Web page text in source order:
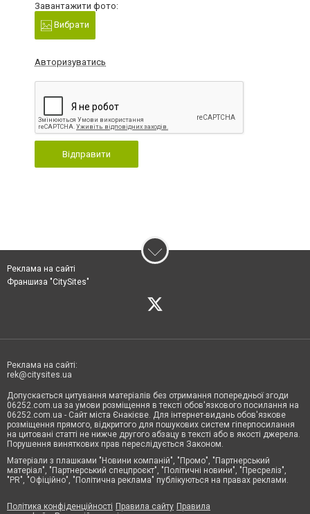
Завантажити фото:
Вибрати
Авторизуватись
Відправити
Реклама на сайті
Франшиза "CitySites"
Реклама на сайті:
rek@citysites.ua
Допускається цитування матеріалів без отримання попередньої згоди
06252.com.ua за умови розміщення в тексті обов'язкового посилання на
06252.com.ua - Сайт міста Єнакієве. Для інтернет-видань обов'язкове
розміщення прямого, відкритого для пошукових систем гіперпосилання
на цитовані статті не нижче другого абзацу в тексті або в якості джерела.
Порушення виняткових прав переслідується Законом.
Матеріали з плашками "Новини компаній", "Промо", "Партнерський
матеріал", "Партнерський спецпроєкт", "Політичні новини", "Пресреліз",
"PR", "Офіційно", "Політична реклама" публікуються на правах реклами.
Політика конфіденційності Правила сайту Правила